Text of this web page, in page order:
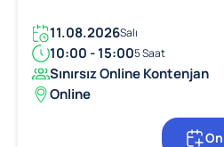
11.08.2026Salı
10:00 - 15:005 Saat
Sınırsız Online Kontenjan
Online